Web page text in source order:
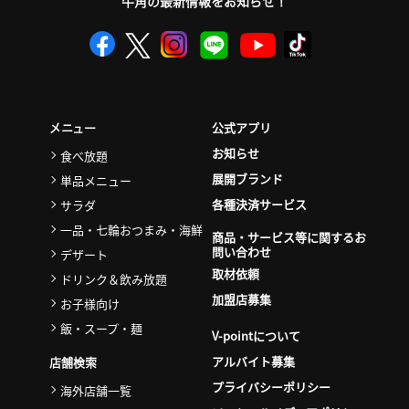
メニュー
食べ放題
単品メニュー
サラダ
一品・七輪おつまみ・海鮮
デザート
ドリンク＆飲み放題
お子様向け
飯・スープ・麺
店舗検索
海外店舗一覧
公式アプリ
お知らせ
展開ブランド
各種決済サービス
商品・サービス等に関するお
問い合わせ
取材依頼
加盟店募集
V-pointについて
アルバイト募集
プライバシーポリシー